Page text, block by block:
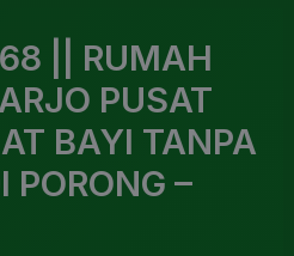
|| RUMAH
PUSAT
BAYI TANPA
PORONG –